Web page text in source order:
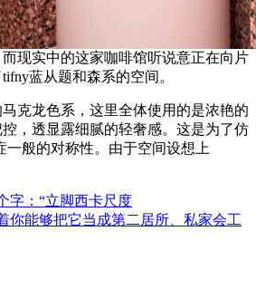
现实中的这家咖啡馆听说意正在向片
蓝从题和森系的空间。
龙色系，这里全体使用的是浓艳的
，透显露细腻的轻奢感。这是为了仿
一般的对称性。由于空间设想上
字：“立脚西卡尺度
你能够把它当成第二居所、私家会工